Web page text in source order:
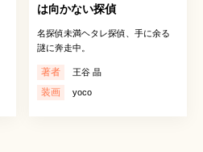
は向かない探偵
名探偵未満ヘタレ探偵、手に余る
謎に奔走中。
著者 王谷 晶
装画 yoco